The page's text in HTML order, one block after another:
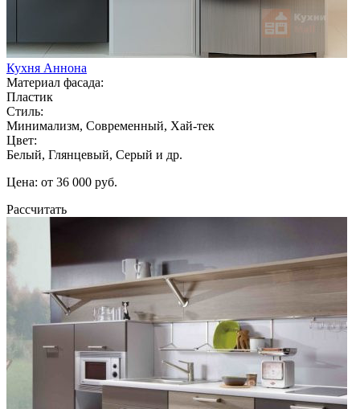
Кухня Аннона
Материал фасада:
Пластик
Стиль:
Минимализм, Современный, Хай-тек
Цвет:
Белый, Глянцевый, Серый и др.
Цена: от 36 000 руб.
Рассчитать